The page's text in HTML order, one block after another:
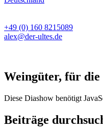
+49 (0) 160 8215089
alex@der-ultes.de
Weingüter, für die
Diese Diashow benötigt
Beiträge